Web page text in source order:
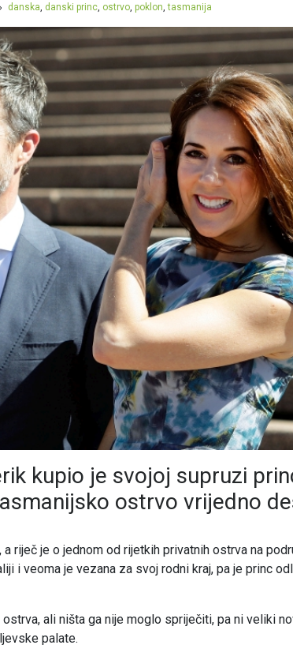
danska, danski princ, ostrvo,poklon,tasmanija
kupio je svojoj supruzi
ostrvo vrijedno
riječ je o jednom od rijetkih privatnih ostrva na
i veoma je vezana za svoj rodni kraj, pa je princ
ali ništa ga nije moglo spriječiti, pa ni veliki
palate.